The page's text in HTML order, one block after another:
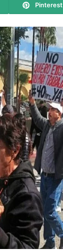
Pinterest